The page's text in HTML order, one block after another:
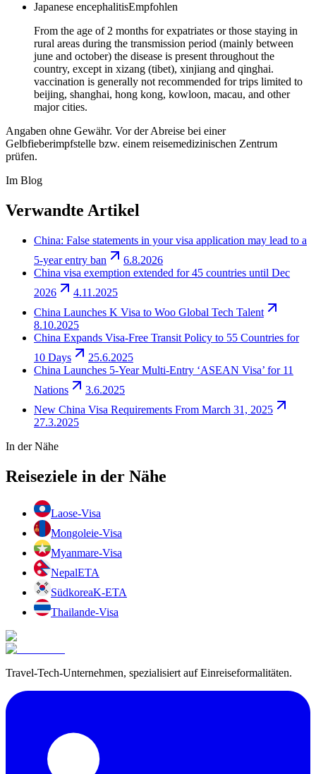
Japanese encephalitisEmpfohlen
From the age of 2 months for expatriates or those staying in
rural areas during the transmission period (mainly between
june and october) the disease is present throughout the
country, except in xizang (tibet), xinjiang and qinghai.
vaccination is generally not recommended for trips limited to
beijing, shanghai, hong kong, kowloon, macau, and other
major cities.
Angaben ohne Gewähr. Vor der Abreise bei einer
Gelbfieberimpfstelle bzw. einem reisemedizinischen Zentrum
prüfen.
Im Blog
Verwandte Artikel
China: False statements in your visa application may lead to a
5-year entry ban
6.8.2026
China visa exemption extended for 45 countries until Dec
2026
4.11.2025
China Launches K Visa to Woo Global Tech Talent
8.10.2025
China Expands Visa-Free Transit Policy to 55 Countries for
10 Days
25.6.2025
China Launches 5-Year Multi-Entry ‘ASEAN Visa’ for 11
Nations
3.6.2025
New China Visa Requirements From March 31, 2025
27.3.2025
In der Nähe
Reiseziele in der Nähe
Laose-Visa
Mongoleie-Visa
Myanmare-Visa
NepalETA
SüdkoreaK-ETA
Thailande-Visa
Travel-Tech-Unternehmen, spezialisiert auf Einreiseformalitäten.